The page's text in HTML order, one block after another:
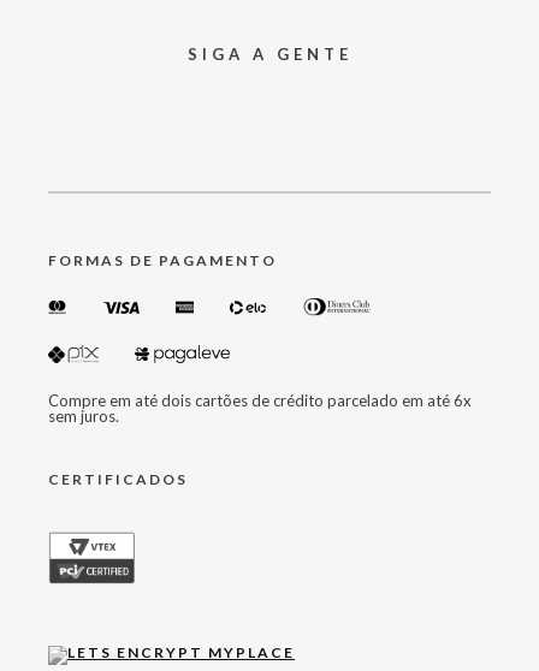
SIGA A GENTE
FORMAS DE PAGAMENTO
Compre em até dois cartões de crédito parcelado em até 6x
sem juros.
CERTIFICADOS